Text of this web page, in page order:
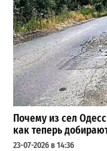
Почему из сел
как теперь
23-07-2026 в 14:36